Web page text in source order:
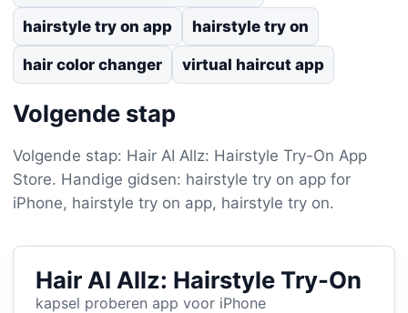
hairstyle try on app hairstyle try on
hair color changer virtual haircut app
Volgende stap
Volgende stap: Hair AI Allz: Hairstyle Try-On App
Store. Handige gidsen: hairstyle try on app for
iPhone, hairstyle try on app, hairstyle try on.
Hair AI Allz: Hairstyle Try-On
kapsel proberen app voor iPhone